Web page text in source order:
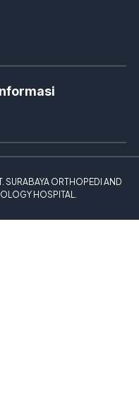
ORTHOPEDI AND
HOSPITAL.